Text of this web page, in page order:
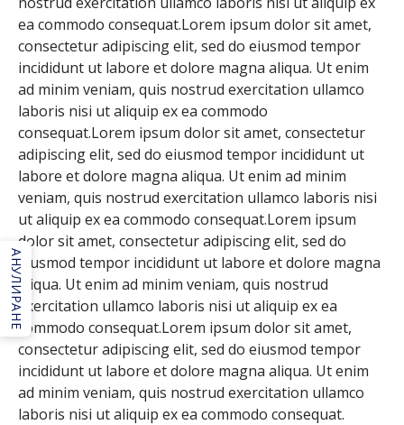
ea commodo consequat.Lorem ipsum dolor sit amet,
consectetur adipiscing elit, sed do eiusmod tempor
incididunt ut labore et dolore magna aliqua. Ut enim
ad minim veniam, quis nostrud exercitation ullamco
laboris nisi ut aliquip ex ea commodo
consequat.Lorem ipsum dolor sit amet, consectetur
adipiscing elit, sed do eiusmod tempor incididunt ut
labore et dolore magna aliqua. Ut enim ad minim
veniam, quis nostrud exercitation ullamco laboris nisi
ut aliquip ex ea commodo consequat.Lorem ipsum
dolor sit amet, consectetur adipiscing elit, sed do
eiusmod tempor incididunt ut labore et dolore magna
aliqua. Ut enim ad minim veniam, quis nostrud
exercitation ullamco laboris nisi ut aliquip ex ea
commodo consequat.Lorem ipsum dolor sit amet,
consectetur adipiscing elit, sed do eiusmod tempor
incididunt ut labore et dolore magna aliqua. Ut enim
ad minim veniam, quis nostrud exercitation ullamco
laboris nisi ut aliquip ex ea commodo consequat.
АНУЛИРАНЕ